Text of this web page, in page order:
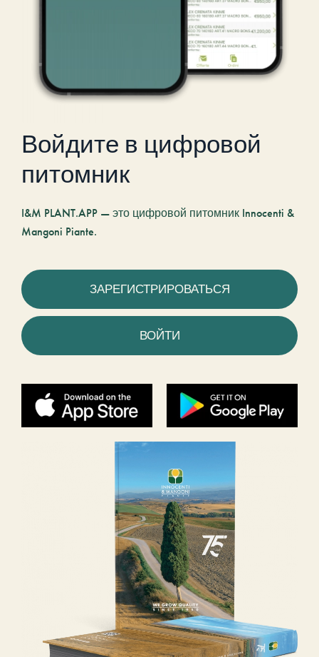
Войдите в цифровой
питомник
I&M PLANT.APP — это цифровой питомник Innocenti &
Mangoni Piante.
ЗАРЕГИСТРИРОВАТЬСЯ
ВОЙТИ